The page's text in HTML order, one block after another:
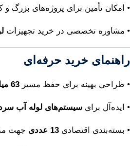
• امکان تأمین برای پروژه‌های بزرگ
• مشاوره تخصصی در خرید تجهیزات
راهنمای خرید حرفه‌ای
• طراحی بهینه برای حفظ مسیر 63 میلی‌متر
• ایده‌آل برای سیستم‌های لوله آب
• بسته‌بندی اقتصادی 13 عددی جهت